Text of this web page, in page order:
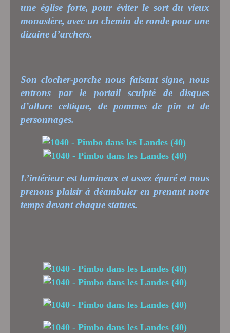
une église forte, pour éviter le sort du vieux
monastère, avec un chemin de ronde pour une
dizaine d’archers.
Son clocher-porche nous faisant signe, nous
entrons par le portail sculpté de disques
d’allure celtique, de pommes de pin et de
personnages.
L’intérieur est lumineux et assez épuré et nous
prenons plaisir à déambuler en prenant notre
temps devant chaque statues.